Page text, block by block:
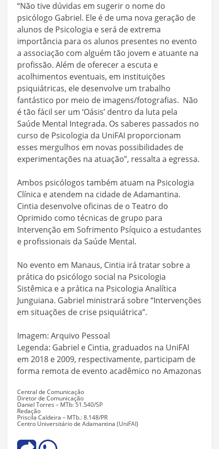
“Não tive dúvidas em sugerir o nome do
psicólogo Gabriel. Ele é de uma nova geração de
alunos de Psicologia e será de extrema
importância para os alunos presentes no evento
a associação com alguém tão jovem e atuante na
profissão. Além de oferecer a escuta e
acolhimentos eventuais, em instituições
psiquiátricas, ele desenvolve um trabalho
fantástico por meio de imagens/fotografias. Não
é tão fácil ser um ‘Oásis’ dentro da luta pela
Saúde Mental Integrada. Os saberes passados no
curso de Psicologia da UniFAI proporcionam
esses mergulhos em novas possibilidades de
experimentações na atuação”, ressalta a egressa.
Ambos psicólogos também atuam na Psicologia
Clínica e atendem na cidade de Adamantina.
Cintia desenvolve oficinas de o Teatro do
Oprimido como técnicas de grupo para
Intervenção em Sofrimento Psíquico a estudantes
e profissionais da Saúde Mental.
No evento em Manaus, Cintia irá tratar sobre a
prática do psicólogo social na Psicologia
Sistêmica e a prática na Psicologia Analítica
Junguiana. Gabriel ministrará sobre “Intervenções
em situações de crise psiquiátrica”.
Imagem: Arquivo Pessoal
Legenda: Gabriel e Cintia, graduados na UniFAI
em 2018 e 2009, respectivamente, participam de
forma remota de evento acadêmico no Amazonas
Central de Comunicação
Diretor de Comunicação
Daniel Torres – MTb: 51.540/SP
Redação
Priscila Caldeira – MTb.: 8.148/PR
Centro Universitário de Adamantina (UniFAI)